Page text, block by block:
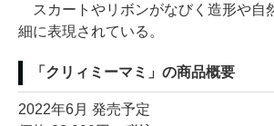
スカートやリボンがなびく造形や自
細に表現されている。
「クリィミーマミ」の商品概要
2022年6月 発売予定